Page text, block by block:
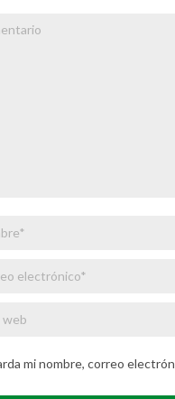
*
electrónico *
mi nombre, correo